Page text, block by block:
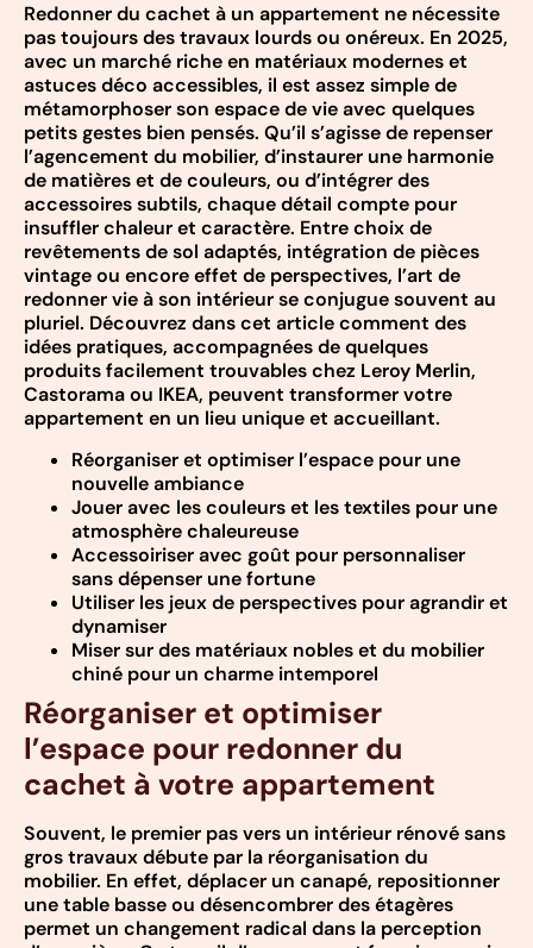
Redonner du cachet à un appartement ne nécessite
pas toujours des travaux lourds ou onéreux. En 2025,
avec un marché riche en matériaux modernes et
astuces déco accessibles, il est assez simple de
métamorphoser son espace de vie avec quelques
petits gestes bien pensés. Qu’il s’agisse de repenser
l’agencement du mobilier, d’instaurer une harmonie
de matières et de couleurs, ou d’intégrer des
accessoires subtils, chaque détail compte pour
insuffler chaleur et caractère. Entre choix de
revêtements de sol adaptés, intégration de pièces
vintage ou encore effet de perspectives, l’art de
redonner vie à son intérieur se conjugue souvent au
pluriel. Découvrez dans cet article comment des
idées pratiques, accompagnées de quelques
produits facilement trouvables chez Leroy Merlin,
Castorama ou IKEA, peuvent transformer votre
appartement en un lieu unique et accueillant.
Réorganiser et optimiser l’espace pour une
nouvelle ambiance
Jouer avec les couleurs et les textiles pour une
atmosphère chaleureuse
Accessoiriser avec goût pour personnaliser
sans dépenser une fortune
Utiliser les jeux de perspectives pour agrandir et
dynamiser
Miser sur des matériaux nobles et du mobilier
chiné pour un charme intemporel
Réorganiser et optimiser
l’espace pour redonner du
cachet à votre appartement
Souvent, le premier pas vers un intérieur rénové sans
gros travaux débute par la réorganisation du
mobilier. En effet, déplacer un canapé, repositionner
une table basse ou désencombrer des étagères
permet un changement radical dans la perception